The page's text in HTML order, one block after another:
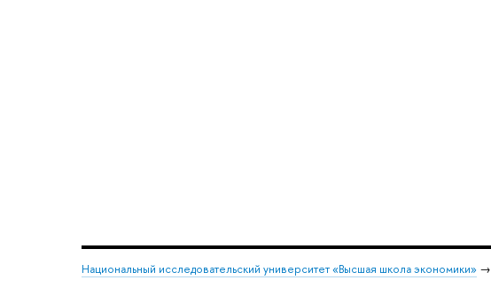
Национальный исследовательский университет «Высшая школа экономики» →